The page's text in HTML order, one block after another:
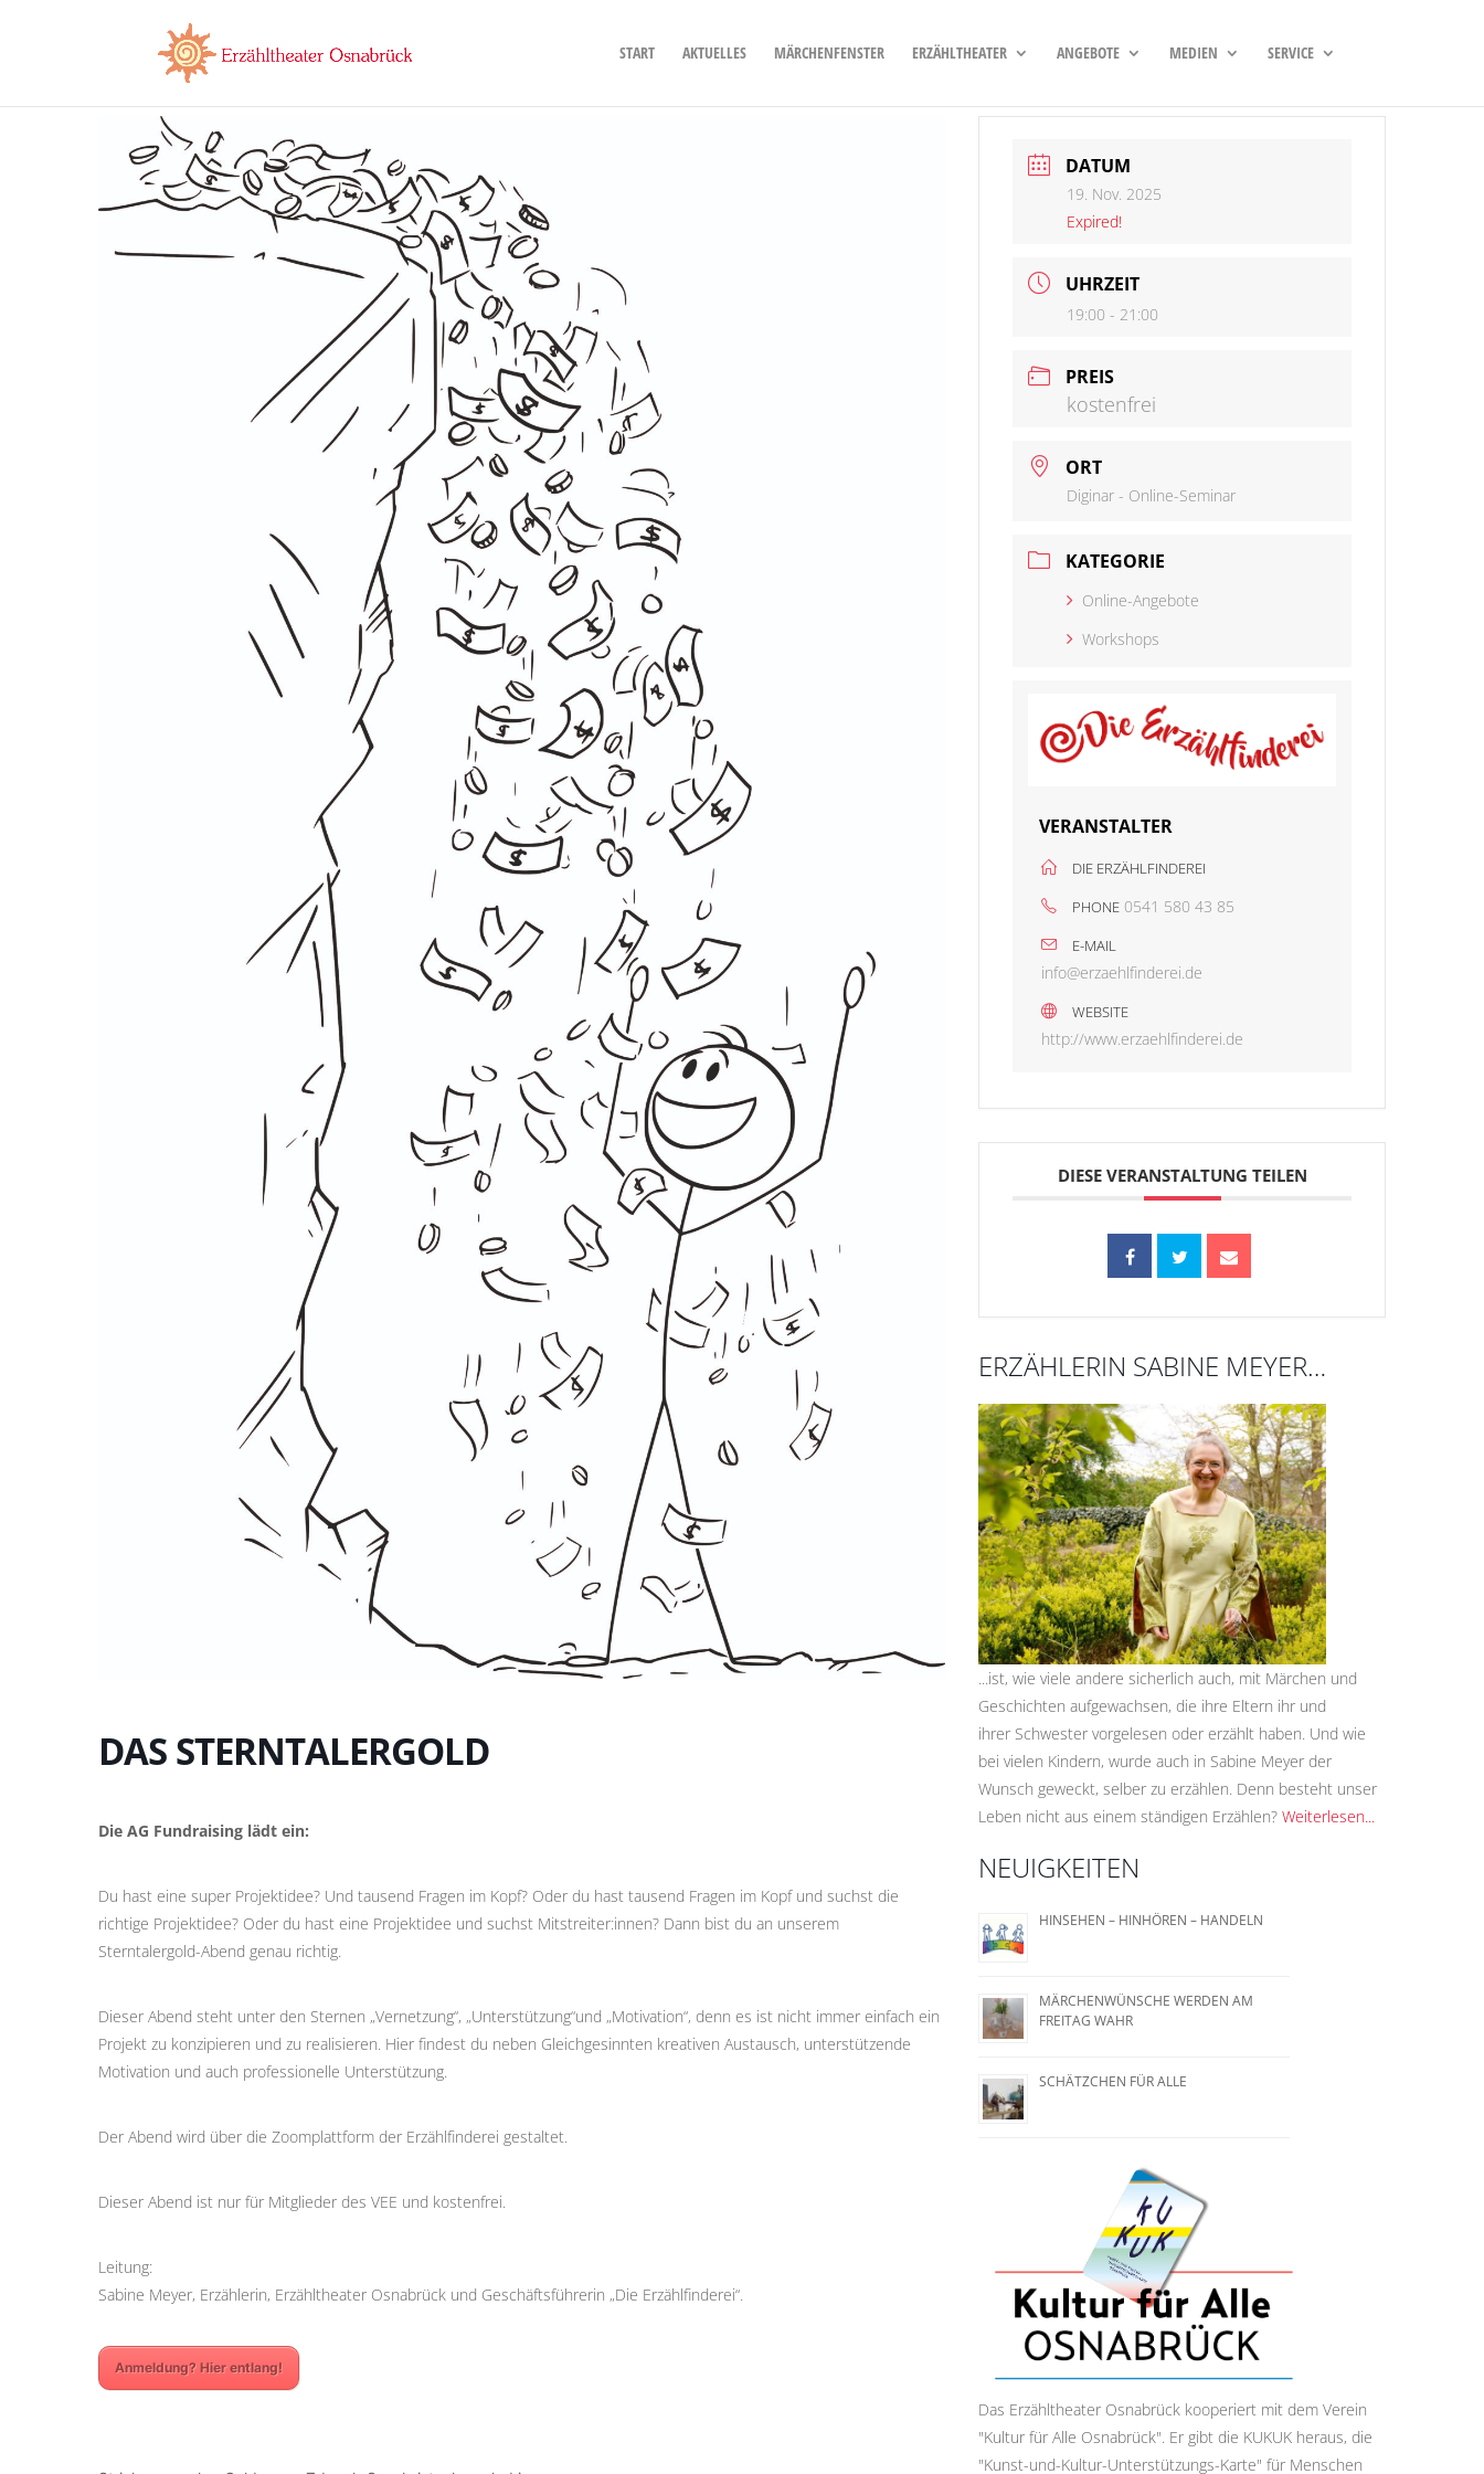
START AKTUELLES MÄRCHENFENSTER ERZÄHLTHEATER ANGEBOTE MEDIEN SERVICE
DAS STERNTALERGOLD
Die AG Fundraising lädt ein:
Du hast eine super Projektidee? Und tausend Fragen im Kopf? Oder du hast tausend Fragen im Kopf und suchst die
richtige Projektidee? Oder du hast eine Projektidee und suchst Mitstreiter:innen? Dann bist du an unserem
Sterntalergold-Abend genau richtig.
Dieser Abend steht unter den Sternen „Vernetzung“, „Unterstützung“und „Motivation“, denn es ist nicht immer einfach ein
Projekt zu konzipieren und zu realisieren. Hier findest du neben Gleichgesinnten kreativen Austausch, unterstützende
Motivation und auch professionelle Unterstützung.
Der Abend wird über die Zoomplattform der Erzählfinderei gestaltet.
Dieser Abend ist nur für Mitglieder des VEE und kostenfrei.
Leitung:
Sabine Meyer, Erzählerin, Erzähltheater Osnabrück und Geschäftsführerin „Die Erzählfinderei“.
Anmeldung? Hier entlang!
DATUM
19. Nov. 2025
Expired!
UHRZEIT
19:00 - 21:00
PREIS
kostenfrei
ORT
Diginar - Online-Seminar
KATEGORIE
Online-Angebote
Workshops
VERANSTALTER
DIE ERZÄHLFINDEREI
PHONE 0541 580 43 85
E-MAIL
info@erzaehlfinderei.de
WEBSITE
http://www.erzaehlfinderei.de
DIESE VERANSTALTUNG TEILEN
ERZÄHLERIN SABINE MEYER…
...ist, wie viele andere sicherlich auch, mit Märchen und
Geschichten aufgewachsen, die ihre Eltern ihr und
ihrer Schwester vorgelesen oder erzählt haben. Und wie
bei vielen Kindern, wurde auch in Sabine Meyer der
Wunsch geweckt, selber zu erzählen. Denn besteht unser
Leben nicht aus einem ständigen Erzählen?Weiterlesen...
NEUIGKEITEN
HINSEHEN – HINHÖREN – HANDELN
MÄRCHENWÜNSCHE WERDEN AM
FREITAG WAHR
SCHÄTZCHEN FÜR ALLE
Das Erzähltheater Osnabrück kooperiert mit dem Verein
"Kultur für Alle Osnabrück". Er gibt die KUKUK heraus, die
"Kunst-und-Kultur-Unter­stützungs-Karte" für Menschen